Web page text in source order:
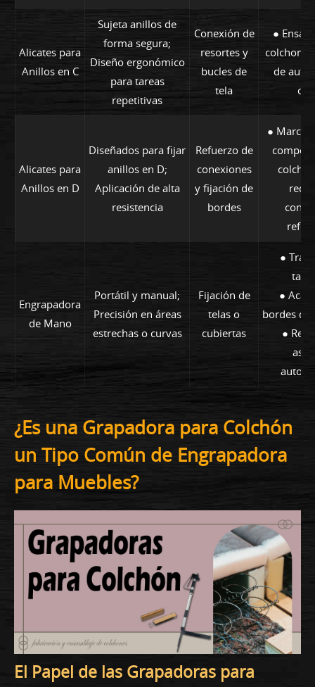
Alicates para
Anillos en C
Sujeta anillos de
forma segura;
Diseño ergonómico
para tareas
repetitivas
Conexión de
resortes y
bucles de
tela
●
de
Alicates para
Anillos en D
Diseñados para fijar
anillos en D;
Aplicación de alta
resistencia
Refuerzo de
conexiones
y fijación de
bordes
● Marcos
Engrapadora
de Mano
Portátil y manual;
Precisión en áreas
estrechas o curvas
Fijación de
telas o
cubiertas
●
●
bordes de
●
¿Es una Grapadora para Colchón
un Tipo Común de Engrapadora
para Muebles?
El Papel de las Grapadoras para